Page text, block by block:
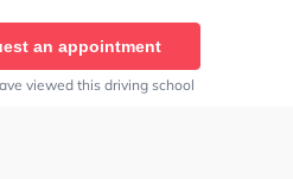
können einen Termin online anfragen.
an appointment
viewed this driving school